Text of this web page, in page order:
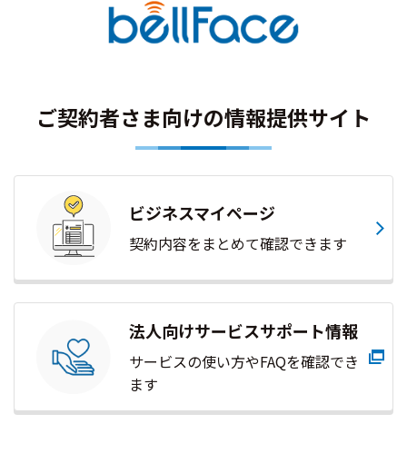
ご契約者さま向けの情報提供サイト
ビジネスマイページ
契約内容をまとめて確認できます
法人向けサービスサポート情報
サービスの使い方やFAQを確認でき
ます